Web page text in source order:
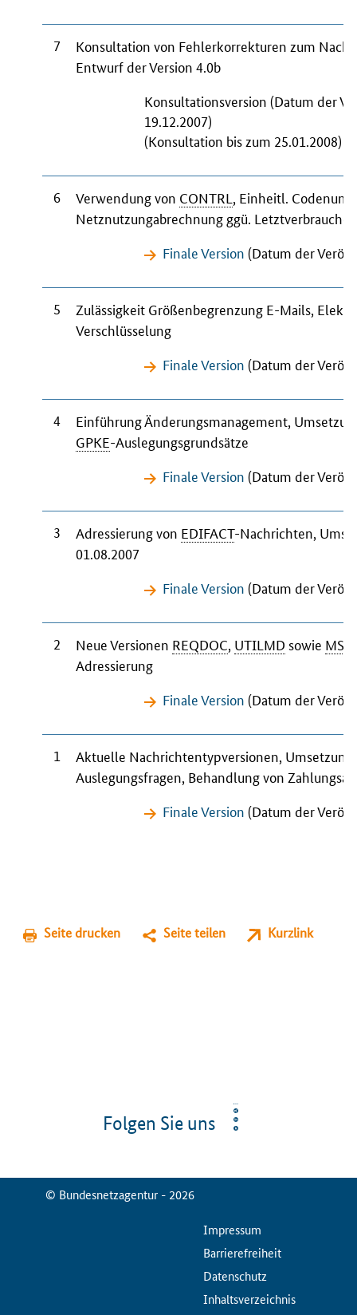
7
Konsultation von Fehlerkorrekturen zum
Entwurf der Version 4.0b
Konsultationsversion (Datum der
19.12.2007)
(Konsultation bis zum 25.01.2008)
6 Verwendung von CONTRL , Einheitl.
Netznutzungabrechnung ggü.
Finale Version (Datum der
5
Zulässigkeit Größenbegrenzung E-Mails,
Verschlüsselung
Finale Version (Datum der
4
Einführung Änderungsmanagement,
GPKE-Auslegungsgrundsätze
Finale Version (Datum der
3 Adressierung von EDIFACT-Nachrichten,
01.08.2007
Finale Version (Datum der
2 Neue Versionen REQDOC, UTILMD sowie
Adressierung
Finale Version (Datum der
1 Aktuelle Nachrichtentypversionen, Umsetzung
Auslegungsfragen, Behandlung von
Finale Version (Datum der
Seite drucken Seite teilen Kurzlink
Folgen Sie uns
© Bundesnetzagentur - 2026
ServiceMenuImpressum
Barrierefreiheit
Datenschutz
Inhaltsverzeichnis